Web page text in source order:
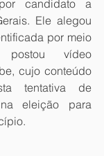
candidato a
Ele alegou
por meio
postou vídeo
cujo conteúdo
tentativa de
eleição para